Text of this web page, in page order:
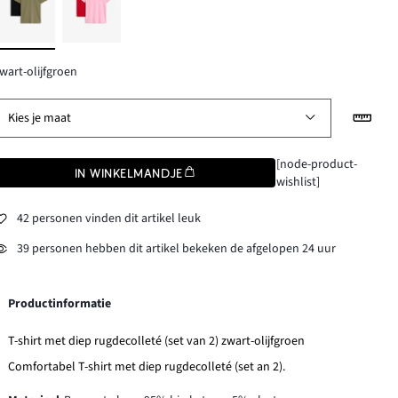
olijfgroen
Kies je maat
IN WINKELMANDJE
[node-product-
wishlist]
42 personen vinden dit artikel leuk
39 personen hebben dit artikel bekeken de afgelopen 24 uur
Productinformatie
T-shirt met diep rugdecolleté (set van 2) zwart-olijfgroen
Comfortabel T-shirt met diep rugdecolleté (set an 2).